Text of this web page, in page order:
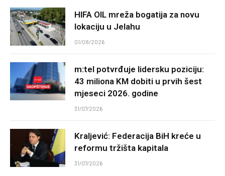
HIFA OIL mreža bogatija za novu
lokaciju u Jelahu
01/08/2026
m:tel potvrđuje lidersku poziciju:
43 miliona KM dobiti u prvih šest
mjeseci 2026. godine
31/07/2026
Kraljević: Federacija BiH kreće u
reformu tržišta kapitala
31/07/2026